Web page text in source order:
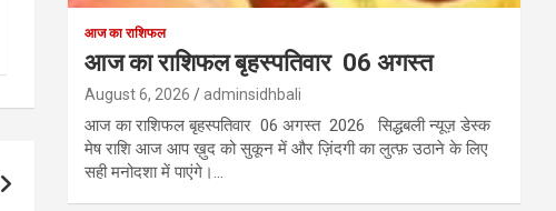
आज का राशिफल
आज का राशिफल बृहस्पतिवार 06 अगस्त
August 6, 2026 adminsidhbali
आज का राशिफल बृहस्पतिवार 06 अगस्त 2026 सिद्धबली न्यूज़ डेस्क
मेष राशि आज आप ख़ुद को सुकून में और ज़िंदगी का लुत्फ़ उठाने के लिए
सही मनोदशा में पाएंगे।…